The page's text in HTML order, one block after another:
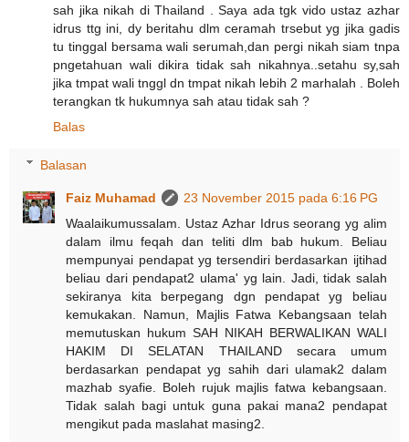
sah jika nikah di Thailand . Saya ada tgk vido ustaz azhar
idrus ttg ini, dy beritahu dlm ceramah trsebut yg jika gadis
tu tinggal bersama wali serumah,dan pergi nikah siam tnpa
pngetahuan wali dikira tidak sah nikahnya..setahu sy,sah
jika tmpat wali tnggl dn tmpat nikah lebih 2 marhalah . Boleh
terangkan tk hukumnya sah atau tidak sah ?
Balas
Balasan
Faiz Muhamad
23 November 2015 pada 6:16 PG
Waalaikumussalam. Ustaz Azhar Idrus seorang yg alim
dalam ilmu feqah dan teliti dlm bab hukum. Beliau
mempunyai pendapat yg tersendiri berdasarkan ijtihad
beliau dari pendapat2 ulama' yg lain. Jadi, tidak salah
sekiranya kita berpegang dgn pendapat yg beliau
kemukakan. Namun, Majlis Fatwa Kebangsaan telah
memutuskan hukum SAH NIKAH BERWALIKAN WALI
HAKIM DI SELATAN THAILAND secara umum
berdasarkan pendapat yg sahih dari ulamak2 dalam
mazhab syafie. Boleh rujuk majlis fatwa kebangsaan.
Tidak salah bagi untuk guna pakai mana2 pendapat
mengikut pada maslahat masing2.